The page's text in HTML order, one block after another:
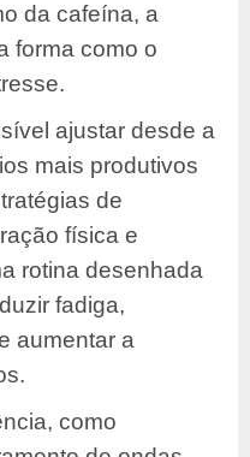
da cafeína, a
forma como o
ajustar desde a
mais produtivos
de
física e
rotina desenhada
fadiga,
aumentar a
como